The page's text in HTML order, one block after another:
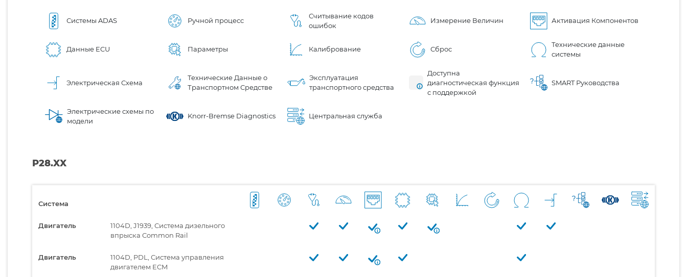
Системы ADAS Ручной процесс
Считывание кодов
ошибок
Измерение Величин Активация Компонентов
Данные ECU Параметры Калибрование Сброс
Технические данные
системы
Электрическая Схема
Технические Данные о
Транспортном Средстве
Эксплуатация
транспортного средства
Доступна
диагностическая функция
с поддержкой
SMART Руководства
Электрические схемы по
модели
Knorr-Bremse Diagnostics Центральная служба
P28.XX
Система
Двигатель
1104D, J1939, Система дизельного
впрыска Common Rail
Двигатель
1104D, PDL, Система управления
двигателем ECM